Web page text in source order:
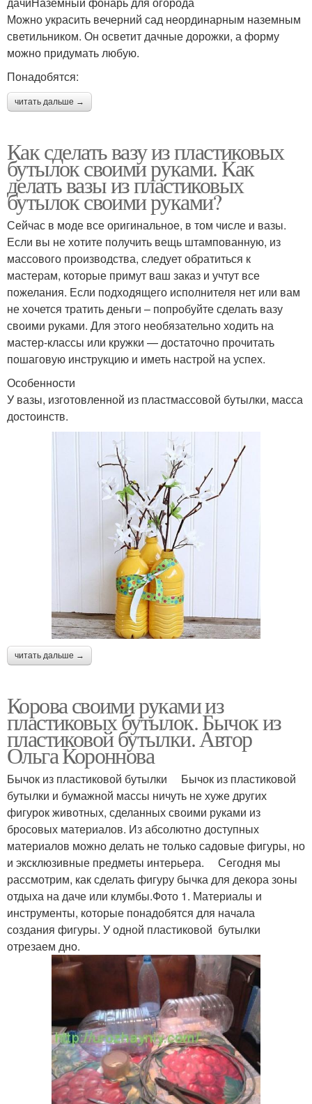
Можно украсить вечерний сад неординарным наземным
светильником. Он осветит дачные дорожки, а форму
можно придумать любую.
Понадобятся:
читать дальше →
Как сделать вазу из пластиковых
бутылок своими руками. Как
делать вазы из пластиковых
бутылок своими руками?
Сейчас в моде все оригинальное, в том числе и вазы.
Если вы не хотите получить вещь штампованную, из
массового производства, следует обратиться к
мастерам, которые примут ваш заказ и учтут все
пожелания. Если подходящего исполнителя нет или вам
не хочется тратить деньги – попробуйте сделать вазу
своими руками. Для этого необязательно ходить на
мастер-классы или кружки — достаточно прочитать
пошаговую инструкцию и иметь настрой на успех.
Особенности
У вазы, изготовленной из пластмассовой бутылки, масса
достоинств.
читать дальше →
Корова своими руками из
пластиковых бутылок. Бычок из
пластиковой бутылки. Автор
Ольга Короннова
Бычок из пластиковой бутылки Бычок из пластиковой
бутылки и бумажной массы ничуть не хуже других
фигурок животных, сделанных своими руками из
бросовых материалов. Из абсолютно доступных
материалов можно делать не только садовые фигуры, но
и эксклюзивные предметы интерьера. Сегодня мы
рассмотрим, как сделать фигуру бычка для декора зоны
отдыха на даче или клумбы.Фото 1. Материалы и
инструменты, которые понадобятся для начала
создания фигуры. У одной пластиковой бутылки
отрезаем дно.